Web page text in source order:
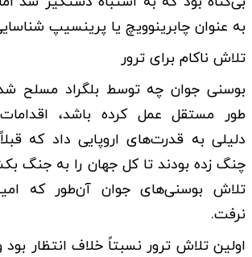
به عنوان چابرینوویچ یا پرینسیپ
تلاش ناکام برای ترور
بوسنی جوان چه توسط بلگراد مسلح
طور مستقل عمل کرده باشد،
دلیلی به قدرت‌های اروپایی داد که
چنگ زده بودند تا کل جهان را به جنگ
تلاش بوسنی‌های جوان آن‌طور که
نرفت.
اولین تلاش ترور نسبتاً خلاف انتظار